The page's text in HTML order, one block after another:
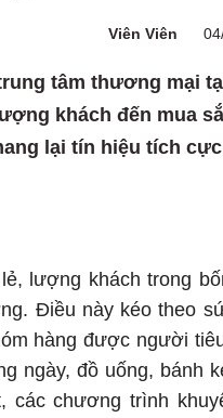
Viên Viên
tâm thương mại
khách đến mua
lại tín hiệu tích
lượng khách trong
Điều này kéo theo
hàng được người
ngày, đồ uống, bánh
các chương trình